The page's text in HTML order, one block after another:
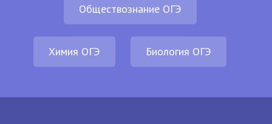
Обществознание ОГЭ
Химия ОГЭ Биология ОГЭ